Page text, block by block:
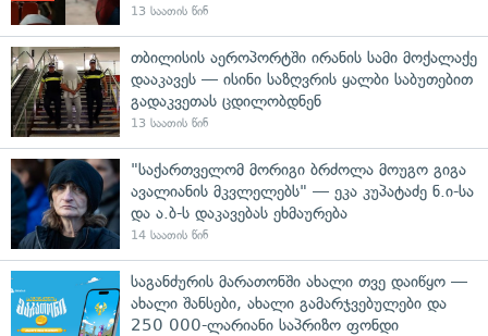
13 საათის წინ
თბილისის აეროპორტში ირანის სამი მოქალაქე
დააკავეს — ისინი საზღვრის ყალბი საბუთებით
გადაკვეთას ცდილობდნენ
13 საათის წინ
"საქართველომ მორიგი ბრძოლა მოუგო გიგა
ავალიანის მკვლელებს" — ეკა კუპატაძე ნ.ი-სა
და ა.ბ-ს დაკავებას ეხმაურება
14 საათის წინ
საგანძურის მარათონში ახალი თვე დაიწყო —
ახალი შანსები, ახალი გამარჯვებულები და
250 000-ლარიანი საპრიზო ფონდი